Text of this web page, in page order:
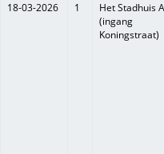
met18-03-2026
1
Het Stadhuis A
(ingang
Koningstraat)